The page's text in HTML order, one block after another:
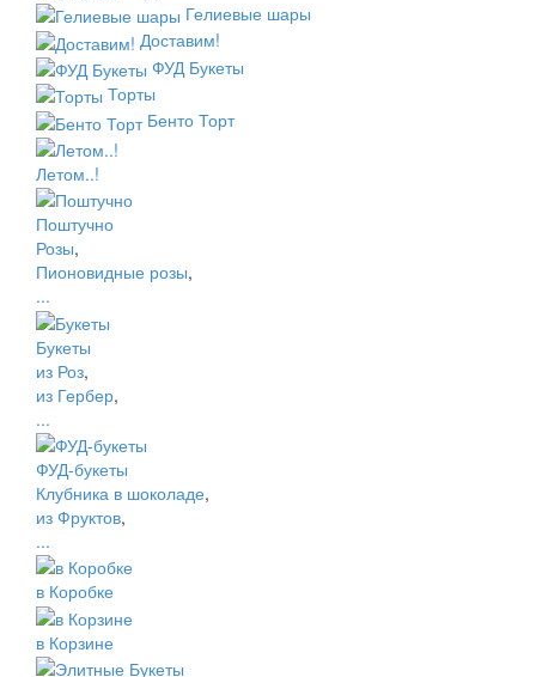
Гелиевые шары
Доставим!
ФУД Букеты
Торты
Бенто Торт
Летом..!
Поштучно
Розы,
Пионовидные розы,
...
Букеты
из Роз,
из Гербер,
...
ФУД-букеты
Клубника в шоколаде,
из Фруктов,
...
в Коробке
в Корзине